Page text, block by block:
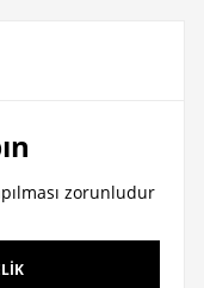
zorunludur